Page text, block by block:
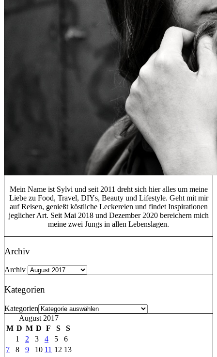
Mein Name ist Sylvi und seit 2011 dreht sich hier alles um meine
Liebe zu Food, Travel, DIYs, Beauty und Lifestyle. Geht mit mir
auf Reisen, genießt köstliche Leckereien und findet Inspirationen
jeglicher Art. Seit Mai 2018 und Dezember 2020 bereichern mich
meine zwei Jungs in allen Lebenslagen.
Archiv
Archiv
Kategorien
Kategorien
August 2017
M D M D F S
S
1
2 3 4 5
6
7
8 9 10 11 12 13